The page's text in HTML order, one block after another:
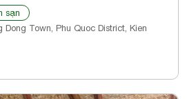
sạn
Dong Town, Phu Quoc District, Kien